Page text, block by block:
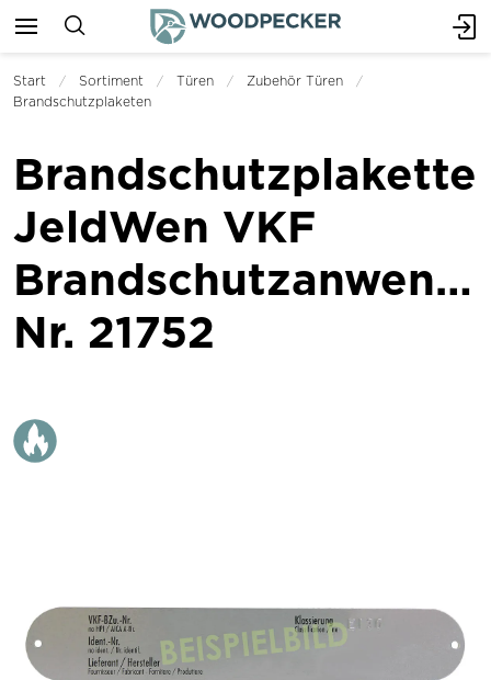
Start Sortiment Türen
Zubehör Türen
Brandschutzplaketen
Brandschutzplakette
JeldWen VKF
Nr. 21752